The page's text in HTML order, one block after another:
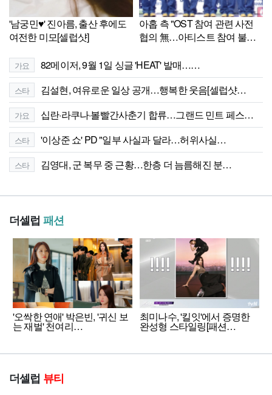
'남궁민♥' 진아름, 출산 후에도
여전한 미모[셀럽샷]
아홉 측 "OST 참여 관련 사전
협의 無…아티스트 참여 불가"
가요 82메이저, 9월 1일 싱글 'HEAT' 발매……
스타 김설현, 여유로운 일상 공개…행복한 웃음[셀럽샷…
가요 십란·라쿠나·볼빨간사춘기 합류…그랜드 민트 페스…
스타 '이상준 쇼' PD "일부 사실과 달라…허위사실…
스타 김영대, 군 복무 중 근황…한층 더 늠름해진 분…
더셀럽 패션
'오싹한 연애' 박은빈, '귀신 보
는 재벌' 천여리…
최미나수, '킬잇'에서 증명한
완성형 스타일링[패션…
더셀럽 뷰티